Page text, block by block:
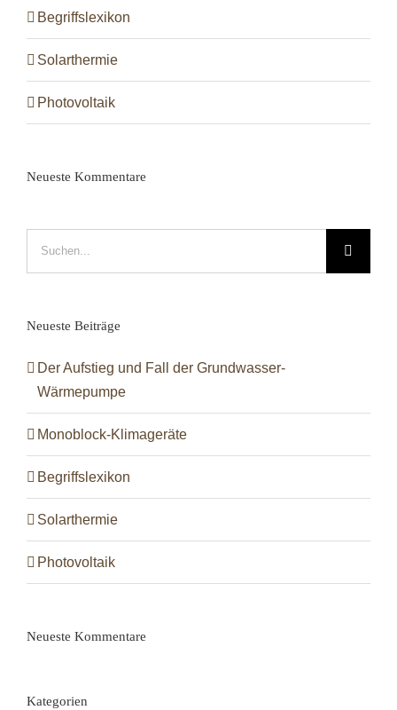
Begriffslexikon
Solarthermie
Photovoltaik
Neueste Kommentare
Neueste Beiträge
Der Aufstieg und Fall der Grundwasser-
Wärmepumpe
Monoblock-Klimageräte
Begriffslexikon
Solarthermie
Photovoltaik
Neueste Kommentare
Kategorien